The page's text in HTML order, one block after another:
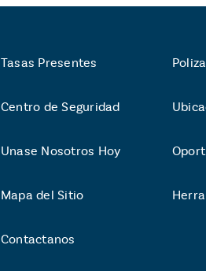
Tasas Presentes
Centro de Seguridad
Unase Nosotros Hoy
Mapa del Sitio
Contactanos